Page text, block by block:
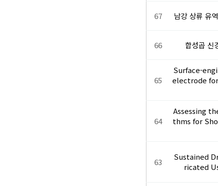
67 남강 상류 유
66 합성곱 신
65
Surface-
electrode
64
Assessing
thms for
63
Sustained
ricated